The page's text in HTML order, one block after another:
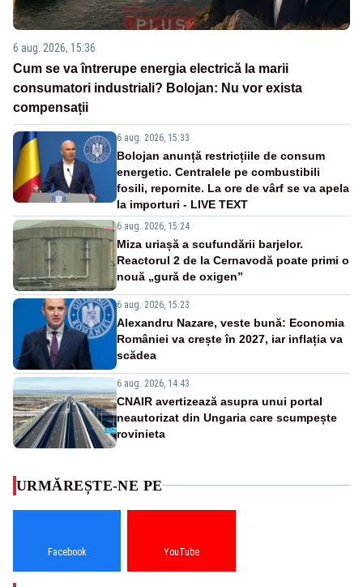
6 aug. 2026, 15:36
Cum se va întrerupe energia electrică la marii
consumatori industriali? Bolojan: Nu vor exista
compensații
6 aug. 2026, 15:33
Bolojan anunță restricțiile de consum
energetic. Centralele pe combustibili
fosili, repornite. La ore de vârf se va apela
la importuri - LIVE TEXT
6 aug. 2026, 15:24
Miza uriașă a scufundării barjelor.
Reactorul 2 de la Cernavodă poate primi o
nouă „gură de oxigen”
6 aug. 2026, 15:23
Alexandru Nazare, veste bună: Economia
României va crește în 2027, iar inflația va
scădea
6 aug. 2026, 14:43
CNAIR avertizează asupra unui portal
neautorizat din Ungaria care scumpește
rovinieta
URMĂREȘTE-NE PE
Facebook YouTube